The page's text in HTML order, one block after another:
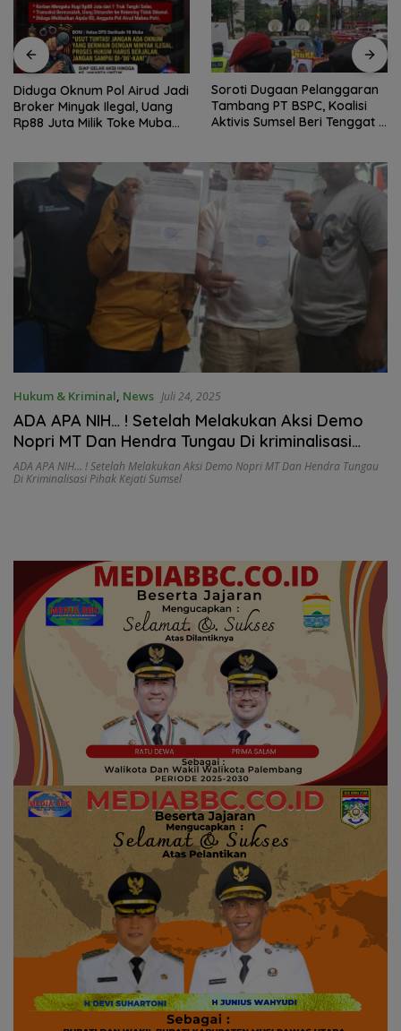
Diduga Oknum Pol Airud Jadi
Broker Minyak Ilegal, Uang
Rp88 Juta Milik Toke Muba
Soroti Dugaan Pelanggaran
Tambang PT BSPC, Koalisi
Aktivis Sumsel Beri Tenggat 1
Hukum & Kriminal, News Juli 24, 2025
ADA APA NIH… ! Setelah Melakukan Aksi Demo
Nopri MT Dan Hendra Tungau Di kriminalisasi
Pihak Kejati Sumsel
ADA APA NIH... ! Setelah Melakukan Aksi Demo Nopri MT Dan Hendra Tungau
Di Kriminalisasi Pihak Kejati Sumsel